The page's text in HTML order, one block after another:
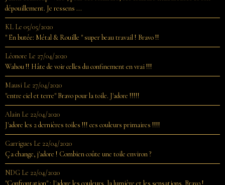
dépouillement. Je ressens ...
KL Le 05/05/2020
" En butée: Métal & Rouille " super beau travail ! Bravo !!
Léonore Le 27/04/2020
Wahou !! Hâte de voir celles du confinement en vrai !!!
Mausi Le 27/04/2020
"entre ciel et terre" Bravo pour la toile. J'adore !!!!!
Alain Le 22/04/2020
J'adore les 2 dernières toiles !!! ces couleurs primaires !!!!
Garrigues Le 22/04/2020
Ça change, j'adore ! Combien coûte une toile environ ?
NDG Le 22/04/2020